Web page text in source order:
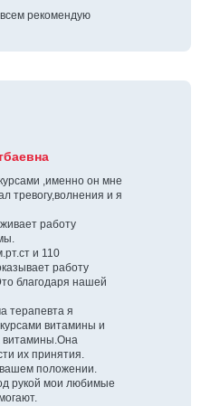
рекомендую
,именно он мне
тревогу,волнения и я
работу
и 110
работу
благодаря нашей
терапевта я
витамины и
витамины.Она
их принятия.
положении.
рукой мои любимые